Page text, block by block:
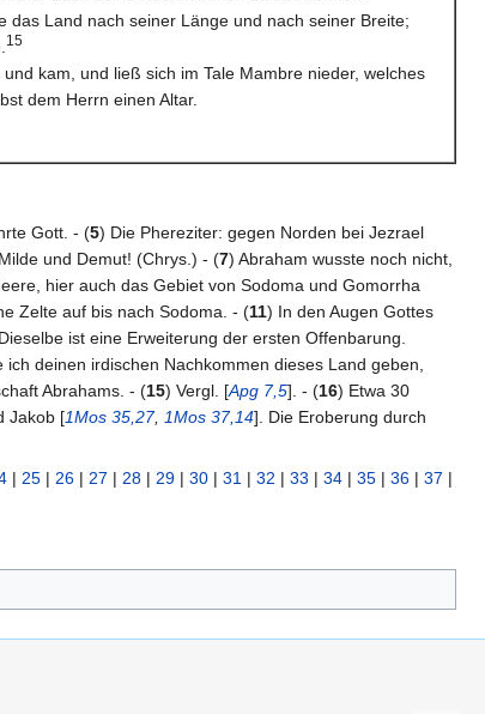
das Land nach seiner Länge und nach seiner Breite;
15
kam, und ließ sich im Tale Mambre nieder, welches
dem Herrn einen Altar.
Gott. - (5) Die Phereziter: gegen Norden bei Jezrael
und Demut! (Chrys.) - (7) Abraham wusste noch nicht,
hier auch das Gebiet von Sodoma und Gomorrha
Zelte auf bis nach Sodoma. - (11) In den Augen Gottes
ist eine Erweiterung der ersten Offenbarung.
ich deinen irdischen Nachkommen dieses Land geben,
Abrahams. - (15) Vergl. [Apg 7,5]. - (16) Etwa 30
Jakob [1Mos 35,27, 1Mos 37,14]. Die Eroberung durch
| 25 | 26 | 27 | 28 | 29 | 30 | 31 | 32 | 33 | 34 | 35 | 36 | 37 |